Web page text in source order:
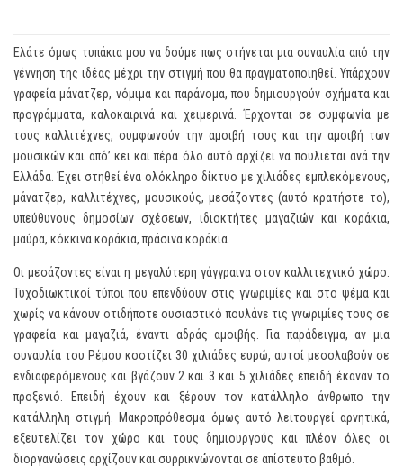
Ελάτε όμως τυπάκια μου να δούμε πως στήνεται μια συναυλία από την
γέννηση της ιδέας μέχρι την στιγμή που θα πραγματοποιηθεί. Υπάρχουν
γραφεία μάνατζερ, νόμιμα και παράνομα, που δημιουργούν σχήματα και
προγράμματα, καλοκαιρινά και χειμερινά. Έρχονται σε συμφωνία με
τους καλλιτέχνες, συμφωνούν την αμοιβή τους και την αμοιβή των
μουσικών και από’ κει και πέρα όλο αυτό αρχίζει να πουλιέται ανά την
Ελλάδα. Έχει στηθεί ένα ολόκληρο δίκτυο με χιλιάδες εμπλεκόμενους,
μάνατζερ, καλλιτέχνες, μουσικούς, μεσάζοντες (αυτό κρατήστε το),
υπεύθυνους δημοσίων σχέσεων, ιδιοκτήτες μαγαζιών και κοράκια,
μαύρα, κόκκινα κοράκια, πράσινα κοράκια.
Οι μεσάζοντες είναι η μεγαλύτερη γάγγραινα στον καλλιτεχνικό χώρο.
Τυχοδιωκτικοί τύποι που επενδύουν στις γνωριμίες και στο ψέμα και
χωρίς να κάνουν οτιδήποτε ουσιαστικό πουλάνε τις γνωριμίες τους σε
γραφεία και μαγαζιά, έναντι αδράς αμοιβής. Για παράδειγμα, αν μια
συναυλία του Ρέμου κοστίζει 30 χιλιάδες ευρώ, αυτοί μεσολαβούν σε
ενδιαφερόμενους και βγάζουν 2 και 3 και 5 χιλιάδες επειδή έκαναν το
προξενιό. Επειδή έχουν και ξέρουν τον κατάλληλο άνθρωπο την
κατάλληλη στιγμή. Μακροπρόθεσμα όμως αυτό λειτουργεί αρνητικά,
εξευτελίζει τον χώρο και τους δημιουργούς και πλέον όλες οι
διοργανώσεις αρχίζουν και συρρικνώνονται σε απίστευτο βαθμό.